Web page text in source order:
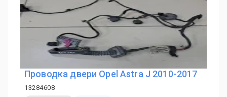
Проводка двери Opel Astra J 2010-2017
13284608